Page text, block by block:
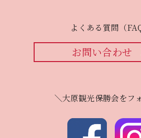
よくある質問（FAQ
お問い合わせ
＼大原観光保勝会をフ